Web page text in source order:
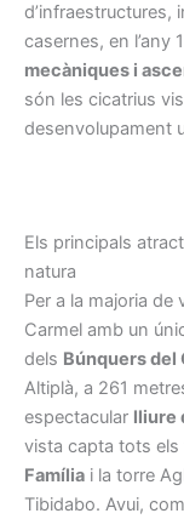
d’infraestructures,
casernes, en l’any
mecàniques i
són les cicatrius
desenvolupament
Els principals
natura
Per a la majoria
Carmel amb un
dels Búnquers del
Altiplà, a 261
espectacular lliure
vista capta tots
Família i la torre
Tibidabo. Avui,